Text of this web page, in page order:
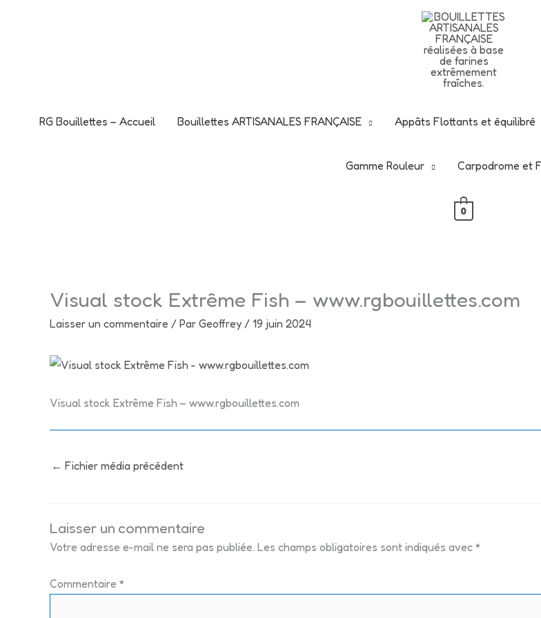
RG Bouillettes – Accueil Bouillettes ARTISANALES FRANÇAISE Appâts Flottants et équilibré
Gamme Rouleur Carpodrome et
0
Visual stock Extrême Fish – www.rgbouillettes.com
Laisser un commentaire / Par Geoffrey / 19 juin 2024
Visual stock Extrême Fish – www.rgbouillettes.com
← Fichier média précédent
Laisser un commentaire
Votre adresse e-mail ne sera pas publiée. Les champs obligatoires sont indiqués avec *
Commentaire *
L'offre CANON de ce début d'été -25% avec ce code
C'est le moment d'en profiter : -25 % sur tout le site,